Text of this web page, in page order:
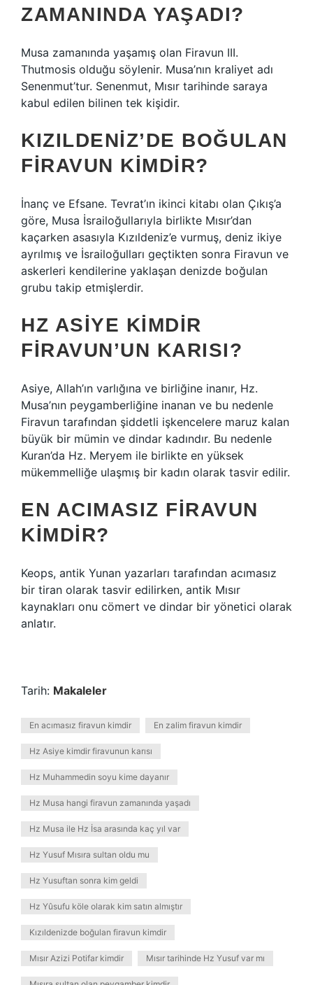
ZAMANINDA YAŞADI?
Musa zamanında yaşamış olan Firavun III.
Thutmosis olduğu söylenir. Musa’nın kraliyet adı
Senenmut’tur. Senenmut, Mısır tarihinde saraya
kabul edilen bilinen tek kişidir.
KIZILDENIZ’DE BOĞULAN
FIRAVUN KIMDIR?
İnanç ve Efsane. Tevrat’ın ikinci kitabı olan Çıkış’a
göre, Musa İsrailoğullarıyla birlikte Mısır’dan
kaçarken asasıyla Kızıldeniz’e vurmuş, deniz ikiye
ayrılmış ve İsrailoğulları geçtikten sonra Firavun ve
askerleri kendilerine yaklaşan denizde boğulan
grubu takip etmişlerdir.
HZ ASIYE KIMDIR
FIRAVUN’UN KARISI?
Asiye, Allah’ın varlığına ve birliğine inanır, Hz.
Musa’nın peygamberliğine inanan ve bu nedenle
Firavun tarafından şiddetli işkencelere maruz kalan
büyük bir mümin ve dindar kadındır. Bu nedenle
Kuran’da Hz. Meryem ile birlikte en yüksek
mükemmelliğe ulaşmış bir kadın olarak tasvir edilir.
EN ACIMASIZ FIRAVUN
KIMDIR?
Keops, antik Yunan yazarları tarafından acımasız
bir tiran olarak tasvir edilirken, antik Mısır
kaynakları onu cömert ve dindar bir yönetici olarak
anlatır.
Tarih: Makaleler
En acımasız firavun kimdir En zalim firavun kimdir
Hz Asiye kimdir firavunun karısı
Hz Muhammedin soyu kime dayanır
Hz Musa hangi firavun zamanında yaşadı
Hz Musa ile Hz İsa arasında kaç yıl var
Hz Yusuf Mısıra sultan oldu mu
Hz Yusuftan sonra kim geldi
Hz Yûsufu köle olarak kim satın almıştır
Kızıldenizde boğulan firavun kimdir
Mısır Azizi Potifar kimdir Mısır tarihinde Hz Yusuf var mı